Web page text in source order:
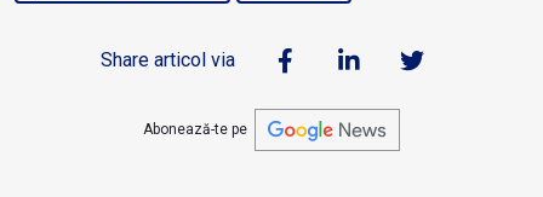
Share articol via
Abonează-te pe